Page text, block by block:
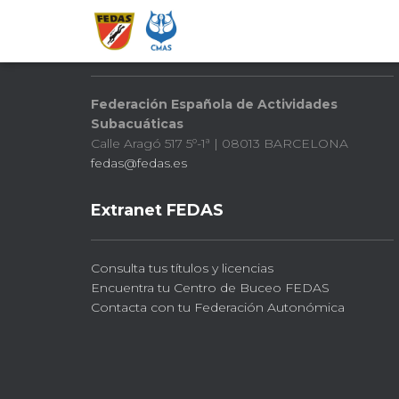
FEDAS
Federación Española de Actividades
Subacuáticas
Calle Aragó 517 5º-1ª | 08013 BARCELONA
fedas@fedas.es
Extranet FEDAS
Consulta tus títulos y licencias
Encuentra tu Centro de Buceo FEDAS
Contacta con tu Federación Autonómica